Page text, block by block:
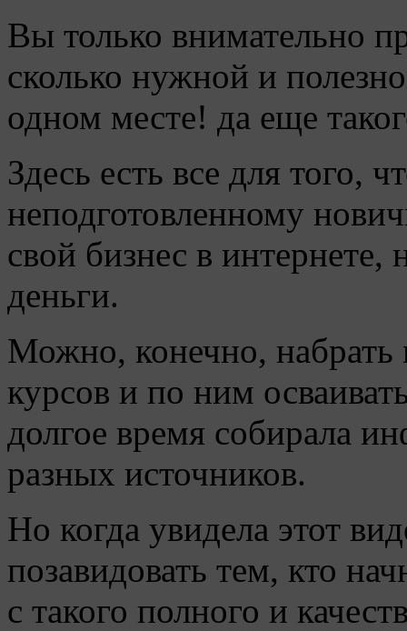
Вы только внимательно
сколько нужной и
одном месте! да еще
Здесь есть все для того,
неподготовленному
свой бизнес в интернете,
деньги.
Можно, конечно,
курсов и по ним
долгое время собирала
разных источников.
Но когда увидела этот
позавидовать тем, кто
с такого полного и